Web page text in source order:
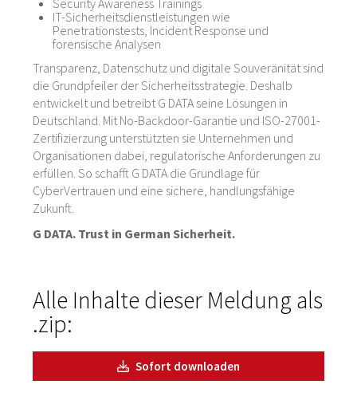
Security Awareness Trainings
IT-Sicherheitsdienstleistungen wie
Penetrationstests, Incident Response und
forensische Analysen
Transparenz, Datenschutz und digitale Souveränität sind
die Grundpfeiler der Sicherheitsstrategie. Deshalb
entwickelt und betreibt G DATA seine Lösungen in
Deutschland. Mit No-Backdoor-Garantie und ISO-27001-
Zertifizierzung unterstützten sie Unternehmen und
Organisationen dabei, regulatorische Anforderungen zu
erfüllen. So schafft G DATA die Grundlage für
CyberVertrauen und eine sichere, handlungsfähige
Zukunft.
G DATA. Trust in German Sicherheit.
Alle Inhalte dieser Meldung als
.zip:
Sofort downloaden